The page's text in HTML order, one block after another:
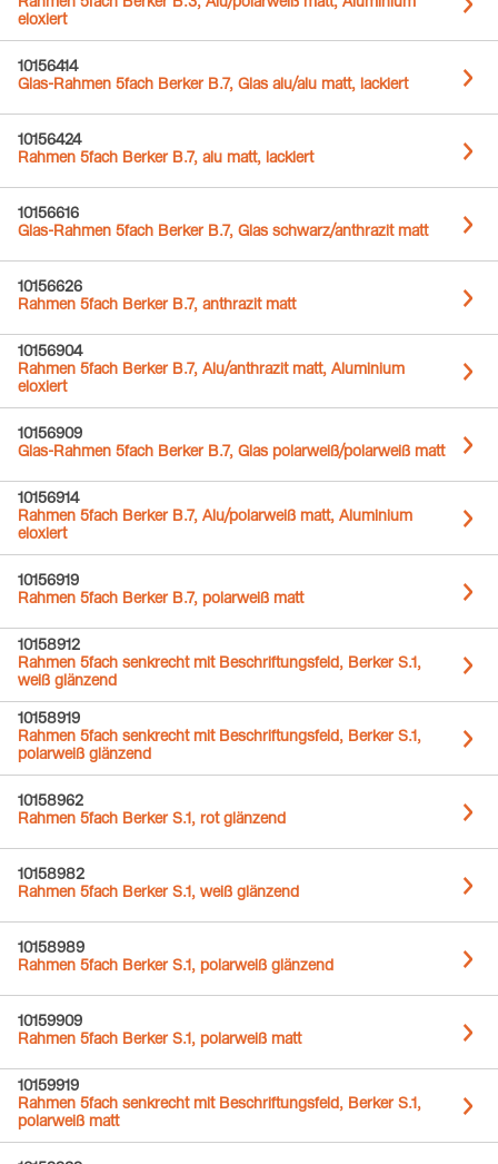
Rahmen 5fach Berker B.3, Alu/polarweiß matt, Aluminium
eloxiert
10156414
Glas-Rahmen 5fach Berker B.7, Glas alu/alu matt, lackiert
10156424
Rahmen 5fach Berker B.7, alu matt, lackiert
10156616
Glas-Rahmen 5fach Berker B.7, Glas schwarz/anthrazit matt
10156626
Rahmen 5fach Berker B.7, anthrazit matt
10156904
Rahmen 5fach Berker B.7, Alu/anthrazit matt, Aluminium
eloxiert
10156909
Glas-Rahmen 5fach Berker B.7, Glas polarweiß/polarweiß matt
10156914
Rahmen 5fach Berker B.7, Alu/polarweiß matt, Aluminium
eloxiert
10156919
Rahmen 5fach Berker B.7, polarweiß matt
10158912
Rahmen 5fach senkrecht mit Beschriftungsfeld, Berker S.1,
weiß glänzend
10158919
Rahmen 5fach senkrecht mit Beschriftungsfeld, Berker S.1,
polarweiß glänzend
10158962
Rahmen 5fach Berker S.1, rot glänzend
10158982
Rahmen 5fach Berker S.1, weiß glänzend
10158989
Rahmen 5fach Berker S.1, polarweiß glänzend
10159909
Rahmen 5fach Berker S.1, polarweiß matt
10159919
Rahmen 5fach senkrecht mit Beschriftungsfeld, Berker S.1,
polarweiß matt